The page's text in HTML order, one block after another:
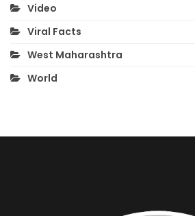
Video
Viral Facts
West Maharashtra
World